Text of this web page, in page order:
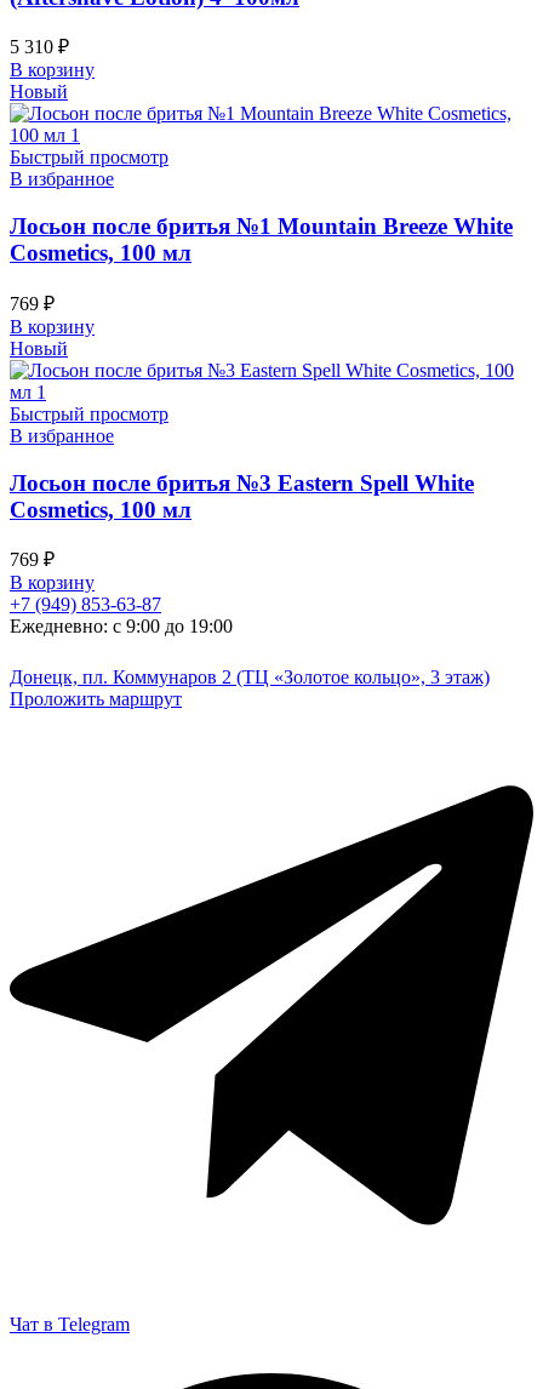
5 310 ₽
В корзину
Новый
Быстрый просмотр
В избранное
Лосьон после бритья №1 Mountain Breeze White
Cosmetics, 100 мл
769 ₽
В корзину
Новый
Быстрый просмотр
В избранное
Лосьон после бритья №3 Eastern Spell White
Cosmetics, 100 мл
769 ₽
В корзину
+7 (949) 853-63-87
Ежедневно: с 9:00 до 19:00
Донецк, пл. Коммунаров 2 (ТЦ «Золотое кольцо», 3 этаж)
Проложить маршрут
Чат в Telegram